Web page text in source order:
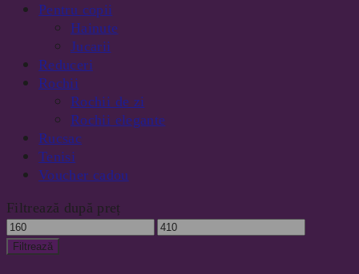
Pentru copii
Hainute
Jucarii
Reduceri
Rochii
Rochii de zi
Rochii elegante
Rucsac
Tenisi
Voucher cadou
Filtrează după preț
Preț
minim
Preț
Filtrează